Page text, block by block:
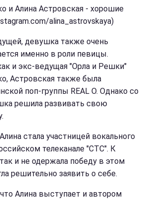
и Алина Астровская - хорошие
alina_astrovskaya)
девушка также очень
именно в роли певицы.
и экс-ведущая "Орла и Решки"
Астровская также была
поп-группы REAL O. Однако со
решила развивать свою
стала участницей вокального
телеканале "СТС". К
и не одержала победу в этом
решительно заявить о себе.
Алина выступает и автором